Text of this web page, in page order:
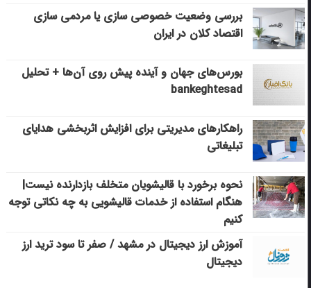
بررسی وضعیت خصوصی سازی یا مردمی سازی
اقتصاد کلان در ایران
بورس‌های جهان و آینده پیش روی آن‌ها + تحلیل
bankeghtesad
راهکارهای مدیریتی برای افزایش اثربخشی هدایای
تبلیغاتی
نحوه برخورد با قالیشویان متخلف بازدارنده نیست|
هنگام استفاده از خدمات قالیشویی به چه نکاتی توجه
کنیم
آموزش ارز دیجیتال در مشهد / صفر تا سود ترید ارز
دیجیتال